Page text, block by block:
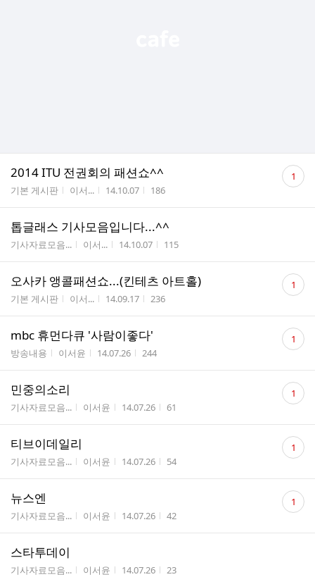
2014 ITU 전권회의 패션쇼^^
게시판명
기본 게시판 작성자
이서... 작성시간
14.10.07 조회수
186
댓
글 1
톱글래스 기사모음입니다...^^
게시판명
기사자료모음... 작성자
이서... 작성시간
14.10.07 조회수
115
오사카 앵콜패션쇼...(킨테츠 아트홀)
게시판명
기본 게시판 작성자
이서... 작성시간
14.09.17 조회수
236
댓
글 1
mbc 휴먼다큐 '사람이좋다'
게시판명
방송내용 작성자
이서윤 작성시간
14.07.26 조회수
244
댓
글 1
민중의소리
게시판명
기사자료모음... 작성자
이서윤 작성시간
14.07.26 조회수
61
댓
글 1
티브이데일리
게시판명
기사자료모음... 작성자
이서윤 작성시간
14.07.26 조회수
54
댓
글 1
뉴스엔
게시판명
기사자료모음... 작성자
이서윤 작성시간
14.07.26 조회수
42
댓
글 1
스타투데이
게시판명
기사자료모음... 작성자
이서윤 작성시간
14.07.26 조회수
23